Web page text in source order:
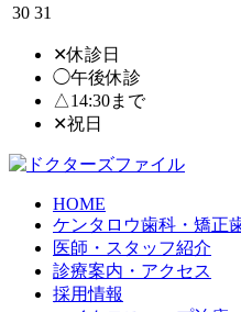
30 31
✕休診日
◯午後休診
△14:30まで
✕祝日
HOME
ケンタロウ歯科・矯正
医師・スタッフ紹介
診療案内・アクセス
採用情報